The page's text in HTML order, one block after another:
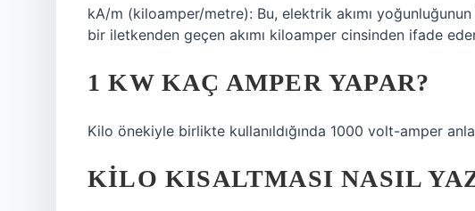
kA/m (kiloamper/metre): Bu, elektrik akımı
bir iletkenden geçen akımı kiloamper cinsinden ifade
1 KW KAÇ AMPER YAPAR?
Kilo önekiyle birlikte kullanıldığında 1000 volt-amper
KILO KISALTMASI NASIL